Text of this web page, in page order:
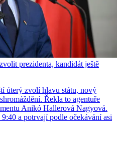
prezidenta, kandidát ještě
úterý zvolí hlavu státu, nový
Řekla to agentuře
Anikó Hallerová Nagyová.
a potrvají podle očekávání asi